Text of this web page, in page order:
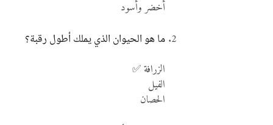
أخضر وأسود
ما هو الحيوان الذي يملك أطول رقبة؟
الزرافة ✅
الفيل
الحصان